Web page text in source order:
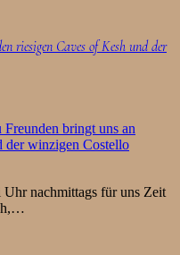
riesigen Caves of Kesh und der
nachmittags für uns Zeit